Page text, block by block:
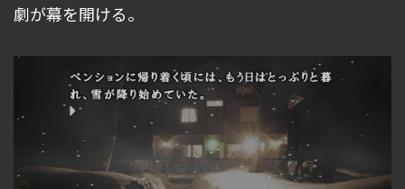
劇が幕を開ける。